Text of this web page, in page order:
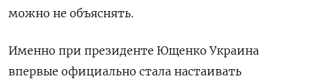
можно не объяснять.
Именно при президенте Ющенко Украина
впервые официально стала настаивать